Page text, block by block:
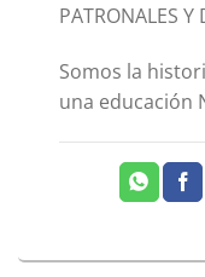
PATRONALES Y
Somos la
una educación